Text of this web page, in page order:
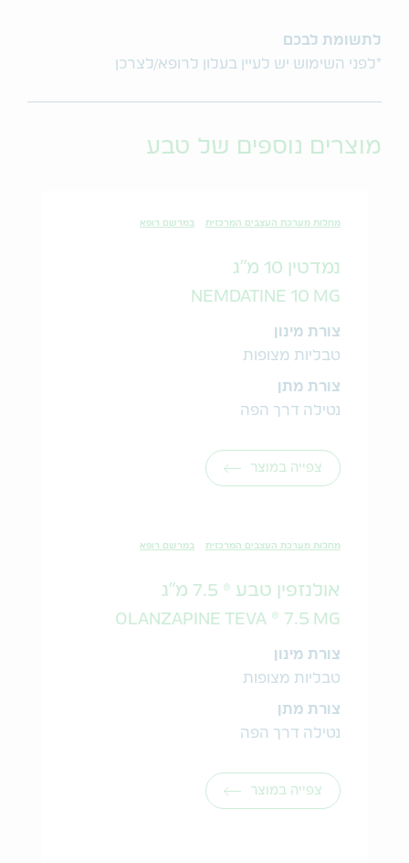
לתשומת לבכם
*לפני השימוש יש לעיין בעלון לרופא/לצרכן
מוצרים נוספים של טבע
מחלות מערכת העצבים המרכזית במרשם רופא
נמדטין 10 מ"ג
NEMDATINE 10 MG
צורת מינון
טבליות מצופות
צורת מתן
נטילה דרך הפה
צפייה במוצר
מחלות מערכת העצבים המרכזית במרשם רופא
אולנזפין טבע ® 7.5 מ"ג
OLANZAPINE TEVA ® 7.5 MG
צורת מינון
טבליות מצופות
צורת מתן
נטילה דרך הפה
צפייה במוצר